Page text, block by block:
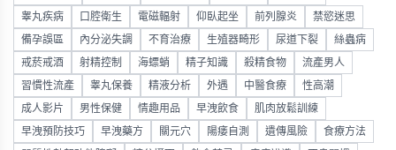
睾丸疾病 口腔衛生 電磁輻射 仰臥起坐 前列腺炎 禁慾迷思
備孕誤區 內分泌失調 不育治療 生殖器畸形 尿道下裂 絲蟲病
戒菸戒酒 射精控制 海螵蛸 精子知識 殺精食物 流產男人
習慣性流產 睾丸保養 精液分析 外遇 中醫食療 性高潮
成人影片 男性保健 情趣用品 早洩飲食 肌肉放鬆訓練
早洩預防技巧 早洩藥方 關元穴 陽痿自測 遺傳風險 食療方法